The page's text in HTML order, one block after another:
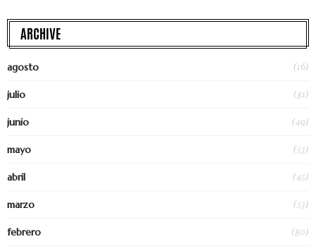
ARCHIVE
agosto (16)
julio (81)
junio (49)
mayo (53)
abril (45)
marzo (53)
febrero (80)